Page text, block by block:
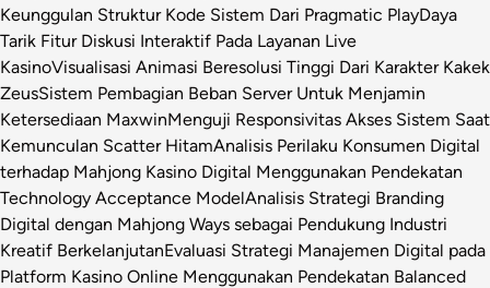
Keunggulan Struktur Kode Sistem Dari Pragmatic PlayDaya
Tarik Fitur Diskusi Interaktif Pada Layanan Live
KasinoVisualisasi Animasi Beresolusi Tinggi Dari Karakter Kakek
ZeusSistem Pembagian Beban Server Untuk Menjamin
Ketersediaan MaxwinMenguji Responsivitas Akses Sistem Saat
Kemunculan Scatter HitamAnalisis Perilaku Konsumen Digital
terhadap Mahjong Kasino Digital Menggunakan Pendekatan
Technology Acceptance ModelAnalisis Strategi Branding
Digital dengan Mahjong Ways sebagai Pendukung Industri
Kreatif BerkelanjutanEvaluasi Strategi Manajemen Digital pada
Platform Kasino Online Menggunakan Pendekatan Balanced